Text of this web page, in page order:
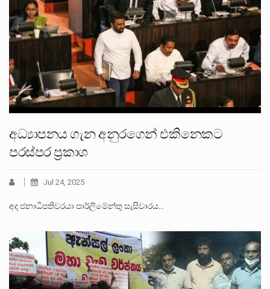
අධ්‍යාපනය ගැන අනුරගෙන් එකිනෙකට
පරස්පර ප්‍රකාශ
Jul 24, 2025
අද ජනාධිපතිවරයා පාර්ලිමේන්තු සැසිවාරය…